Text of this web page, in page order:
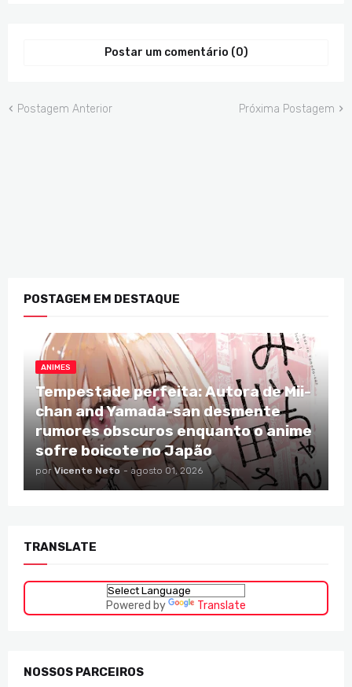
Postar um comentário (0)
Postagem Anterior Próxima Postagem
POSTAGEM EM DESTAQUE
ANIMES
Tempestade perfeita: Autora de Mii-
chan and Yamada-san desmente
rumores obscuros enquanto o anime
sofre boicote no Japão
por Vicente Neto - agosto 01, 2026
TRANSLATE
Powered by Translate
NOSSOS PARCEIROS